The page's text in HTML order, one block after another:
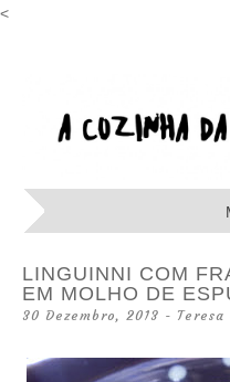
<
A
DA
TO
CONTENT
LINGUINNI COM
EM MOLHO DE
30 Dezembro, 2013 - Teresa